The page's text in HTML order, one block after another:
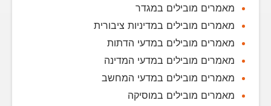
מאמרים מובילים במגדר
מאמרים מובילים במדיניות ציבורית
מאמרים מובילים במדעי הדתות
מאמרים מובילים במדעי המדינה
מאמרים מובילים במדעי המחשב
מאמרים מובילים במוסיקה